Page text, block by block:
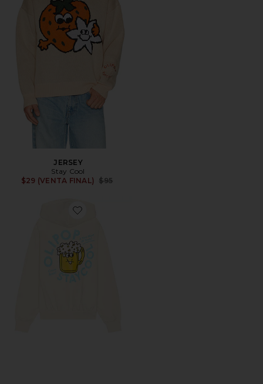
JERSEY
Stay Cool
$29 (VENTA FINAL)
Previous price:
$95
Favorite SUDADERA